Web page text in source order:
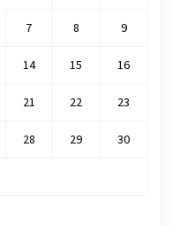
7 8 9
14 15 16
21 22 23
28 29 30